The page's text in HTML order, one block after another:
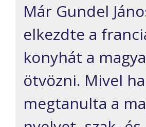
Már Gundel
elkezdte a
konyhát a
ötvözni. Mivel
megtanulta a